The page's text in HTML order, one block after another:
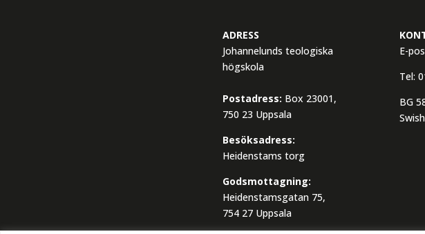
ADRESS
Johannelunds teologiska
högskola
Postadress: Box 23001,
750 23 Uppsala
Besöksadress:
Heidenstams torg
Godsmottagning:
Heidenstamsgatan 75,
754 27 Uppsala
E-
Tel:
BG